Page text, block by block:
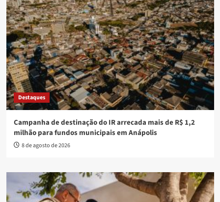
Destaques
Campanha de destinação do IR arrecada mais de R$ 1,2
milhão para fundos municipais em Anápolis
8 de agosto de 2026